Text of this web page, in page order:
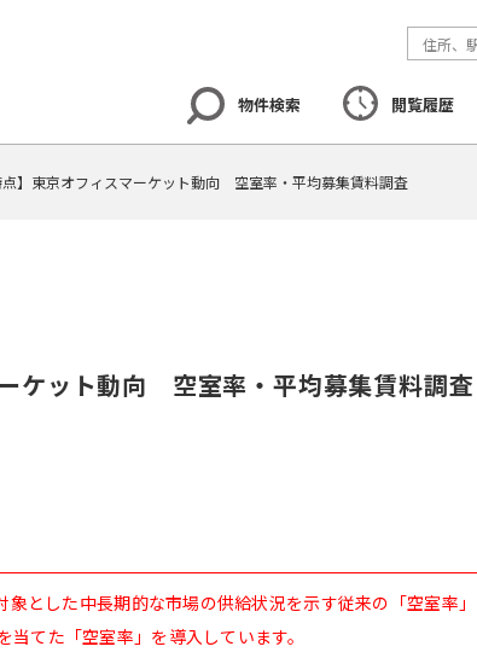
物件検索 閲覧履歴
点】東京オフィスマーケット動向 空室率・平均募集賃料調査
ケット動向 空室率・平均募集賃料調査
とした中長期的な市場の供給状況を示す従来の「空室率
てた「空室率」を導入しています。